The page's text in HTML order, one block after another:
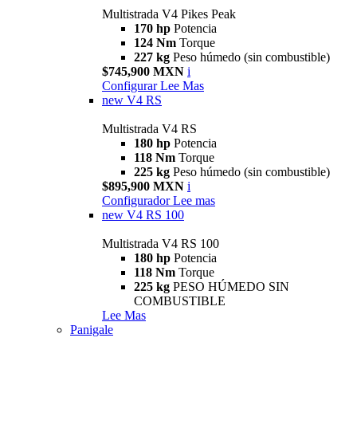
Multistrada V4 Pikes Peak
170 hp Potencia
124 Nm Torque
227 kg Peso húmedo (sin combustible)
$745,900 MXN i
Configurar Lee Mas
new V4 RS
Multistrada V4 RS
180 hp Potencia
118 Nm Torque
225 kg Peso húmedo (sin combustible)
$895,900 MXN i
Configurador Lee mas
new V4 RS 100
Multistrada V4 RS 100
180 hp Potencia
118 Nm Torque
225 kg PESO HÚMEDO SIN
COMBUSTIBLE
Lee Mas
Panigale